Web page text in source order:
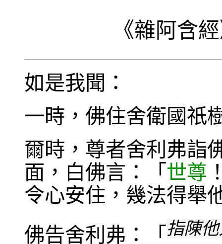
《雜阿含
如是我聞：
一時，佛住舍衛國祇
爾時，尊者舍利弗詣
面，白佛言：「 世尊
令心安住，幾法得舉
佛告舍利弗：「 指陳